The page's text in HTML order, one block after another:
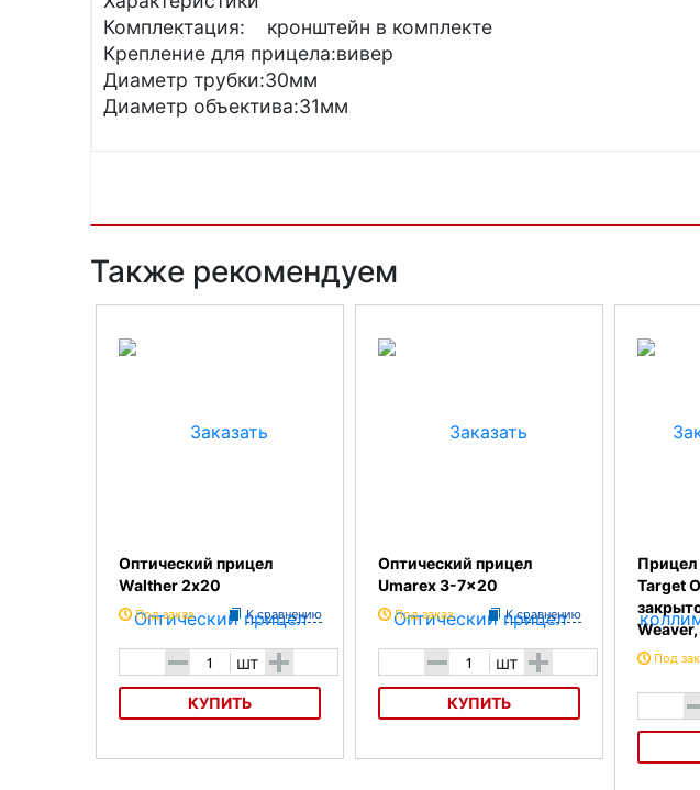
Комплектация: кронштейн в комплекте
Крепление для прицела:вивер
Диаметр трубки:30мм
Диаметр объектива:31мм
Также рекомендуем
Оптический прицел
Walther 2х20
Под заказ К сравнению
- шт +
КУПИТЬ
Оптический прицел
Umarex 3-7x20
Под заказ К сравнению
- шт +
КУПИТЬ
Target
Под
-